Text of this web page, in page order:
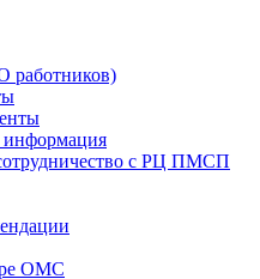
работников)
информация
с РЦ ПМСП
ОМС